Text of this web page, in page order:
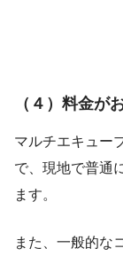
（４）料金が
マルチエキュー
で、現地で普通
ます。
また、一般的な